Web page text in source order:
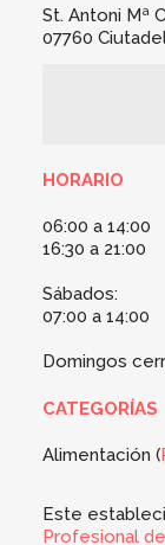
St. Antoni Mª
07760
HORARIO
06:00 a 14:00
16:30 a 21:00
Sábados:
07:00 a 14:00
Domingos
CATEGORÍAS
Alimentación (
Este
Profesional